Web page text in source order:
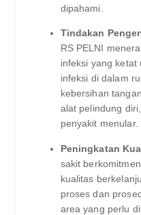
dipahami.
Tindakan
RS PELNI
infeksi yang
infeksi di dalam
kebersihan
alat pelindung
penyakit menular.
Peningkatan
sakit
kualitas
proses dan
area yang perlu